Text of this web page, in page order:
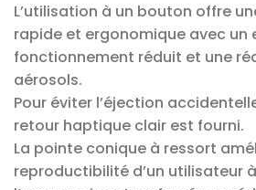
L’utilisation à un bouton offre
rapide et ergonomique avec un
fonctionnement réduit et une
aérosols.
Pour éviter l’éjection
retour haptique clair est fourni.
La pointe conique à ressort
reproductibilité d’un utilisateur